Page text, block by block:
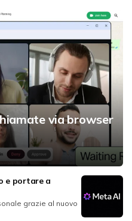
via browser
e portare a
grazie al nuovo